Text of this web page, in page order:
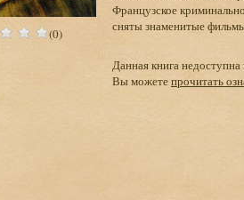
(0)
Французское
сняты знаменитые
Данная книга
Вы можетепрочитать